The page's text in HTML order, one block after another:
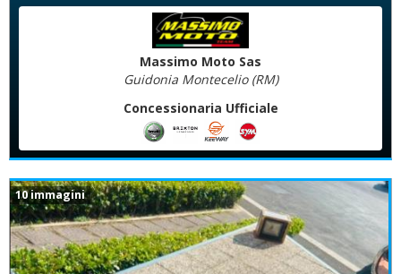
Massimo Moto Sas
Guidonia Montecelio (RM)
Concessionaria Ufficiale
10 immagini